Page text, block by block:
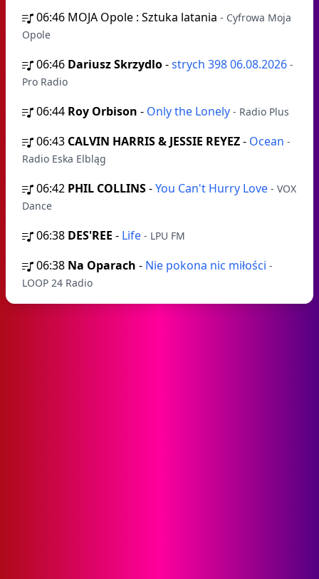
06:46 MOJA Opole : Sztuka latania - Cyfrowa Moja
Opole
06:46 Dariusz Skrzydlo-strych 398 06.08.2026 -
Pro Radio
06:44 Roy Orbison - Only the Lonely - Radio Plus
06:43 CALVIN HARRIS & JESSIE REYEZ- Ocean -
Radio Eska Elbląg
06:42 PHIL COLLINS-You Can't Hurry Love - VOX
Dance
06:38 DES'REE - Life - LPU FM
06:38 Na Oparach - Nie pokona nic miłości -
LOOP 24 Radio